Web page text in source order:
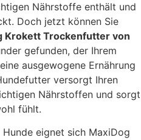
Nährstoffe enthält und
Doch jetzt können Sie
Krokett Trockenfutter von
gefunden, der Ihrem
ausgewogene Ernährung
versorgt Ihren
Nährstoffen und sorgt
fühlt.
Hunde eignet sich MaxiDog